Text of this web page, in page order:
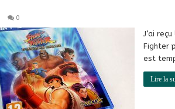
0
J’ai
Fighter
est
Lire la